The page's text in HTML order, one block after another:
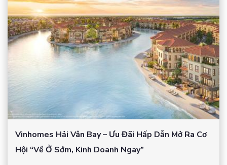
Vinhomes Hải Vân Bay – Ưu Đãi Hấp Dẫn Mở Ra Cơ
Hội “Về Ở Sớm, Kinh Doanh Ngay”